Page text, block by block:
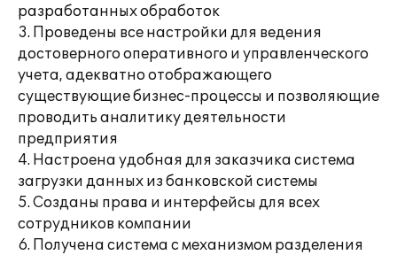
разработанных обработок
3. Проведены все настройки для ведения
достоверного оперативного и управленческого
учета, адекватно отображающего
существующие бизнес-процессы и позволяющие
проводить аналитику деятельности
предприятия
4. Настроена удобная для заказчика система
загрузки данных из банковской системы
5. Созданы права и интерфейсы для всех
сотрудников компании
6. Получена система с механизмом разделения